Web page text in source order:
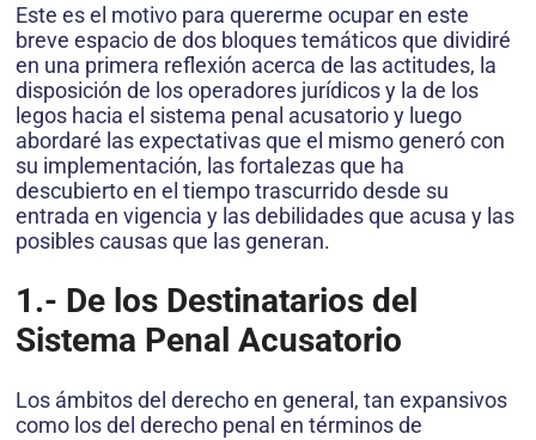
Este es el motivo para quererme ocupar en este
breve espacio de dos bloques temáticos que dividiré
en una primera reflexión acerca de las actitudes, la
disposición de los operadores jurídicos y la de los
legos hacia el sistema penal acusatorio y luego
abordaré las expectativas que el mismo generó con
su implementación, las fortalezas que ha
descubierto en el tiempo trascurrido desde su
entrada en vigencia y las debilidades que acusa y las
posibles causas que las generan.
1.- De los Destinatarios del
Sistema Penal Acusatorio
Los ámbitos del derecho en general, tan expansivos
como los del derecho penal en términos de